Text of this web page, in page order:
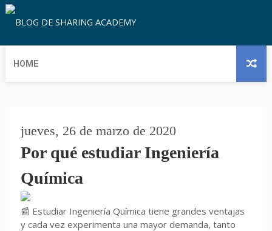
HOME
jueves, 26 de marzo de 2020
Por qué estudiar Ingeniería
Química
📰 Estudiar Ingeniería Química tiene grandes ventajas
y cada vez experimenta una mayor demanda, tanto